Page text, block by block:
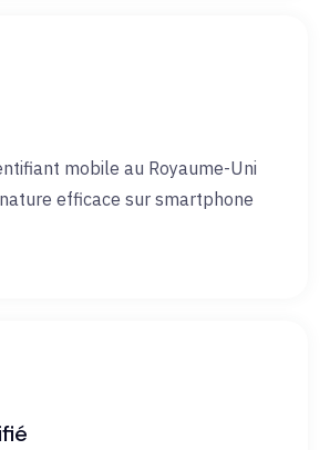
mobile au Royaume-Uni
efficace sur smartphone